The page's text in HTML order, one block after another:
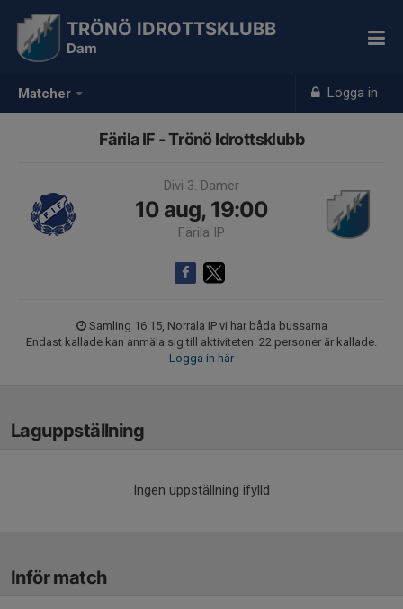
Matcher Logga in
TRÖNÖ IDROTTSKLUBB
Dam
Färila IF - Trönö Idrottsklubb
Divi 3. Damer
10 aug, 19:00
Färila IP
Samling 16:15, Norrala IP vi har båda bussarna
Endast kallade kan anmäla sig till aktiviteten. 22 personer är kallade.
Logga in här
Laguppställning
Ingen uppställning ifylld
Inför match